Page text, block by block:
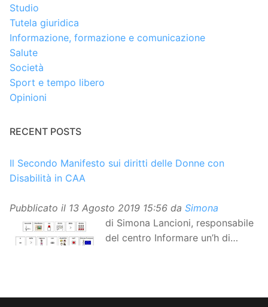
Studio
Tutela giuridica
Informazione, formazione e comunicazione
Salute
Società
Sport e tempo libero
Opinioni
RECENT POSTS
Il Secondo Manifesto sui diritti delle Donne con
Disabilità in CAA
Pubblicato il 13 Agosto 2019 15:56 da Simona
di Simona Lancioni, responsabile
del centro Informare un’h di
aumentativa alternativa (CAA) del “Secondo Manifesto